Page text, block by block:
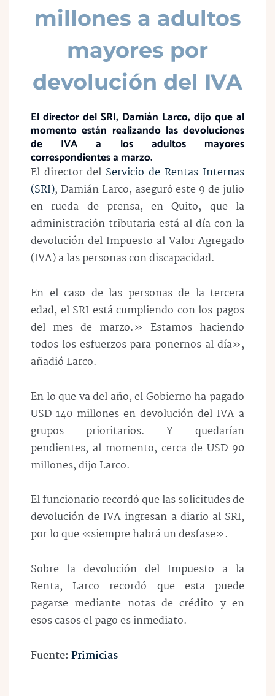
millones a adultos
mayores por
devolución del IVA
El director del SRI, Damián Larco, dijo que al
momento están realizando las devoluciones
de IVA a los adultos mayores
correspondientes a marzo.
El director del Servicio de Rentas Internas
(SRI), Damián Larco, aseguró este 9 de julio
en rueda de prensa, en Quito, que la
administración tributaria está al día con la
devolución del Impuesto al Valor Agregado
(IVA) a las personas con discapacidad.
En el caso de las personas de la tercera
edad, el SRI está cumpliendo con los pagos
del mes de marzo.» Estamos haciendo
todos los esfuerzos para ponernos al día»,
añadió Larco.
En lo que va del año, el Gobierno ha pagado
USD 140 millones en devolución del IVA a
grupos prioritarios. Y quedarían
pendientes, al momento, cerca de USD 90
millones, dijo Larco.
El funcionario recordó que las solicitudes de
devolución de IVA ingresan a diario al SRI,
por lo que «siempre habrá un desfase».
Sobre la devolución del Impuesto a la
Renta, Larco recordó que esta puede
pagarse mediante notas de crédito y en
esos casos el pago es inmediato.
Fuente:Primicias